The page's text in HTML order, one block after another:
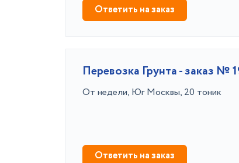
Ответить на заказ
Перевозка Грунта - заказ №
От недели, Юг Москвы, 20 тоник
Ответить на заказ